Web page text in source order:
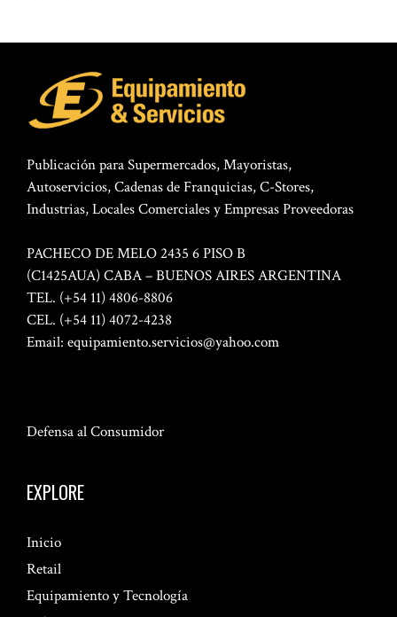
Publicación para Supermercados, Mayoristas,
Autoservicios, Cadenas de Franquicias, C-Stores,
Industrias, Locales Comerciales y Empresas Proveedoras
PACHECO DE MELO 2435 6 PISO B
(C1425AUA) CABA – BUENOS AIRES ARGENTINA
TEL. (+54 11) 4806-8806
CEL. (+54 11) 4072-4238
Email: equipamiento.servicios@yahoo.com
Defensa al Consumidor
EXPLORE
Inicio
Retail
Equipamiento y Tecnología